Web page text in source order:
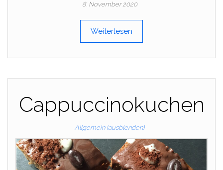
8. November 2020
Weiterlesen
Cappuccinokuchen
Allgemein (ausblenden)